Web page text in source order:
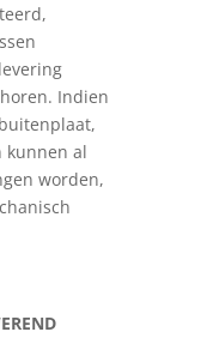
Indien
kunnen al
worden,